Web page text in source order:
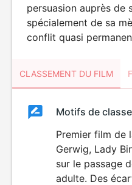
persuasion auprès de
spécialement de sa
conflit quasi
CLASSEMENT DU FILM
ClassementClassement
Motifs de
Premier film de
Gerwig, Lady
sur le passage
adulte. Des